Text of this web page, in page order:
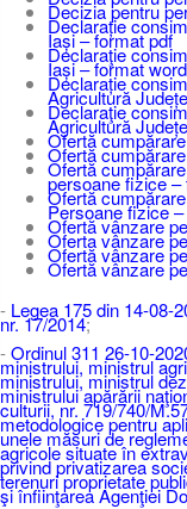
Decizia pentru
Declarație
Iași – format pdf
Declaraţie
Iași – format word
Declarație
Agricultură
Declaraţie
Agricultură
Ofertă
Ofertă
Ofertă
persoane fizice –
Ofertă
Persoane fizice
Ofertă vânzare
Oferta vânzare
Ofertă vânzare
Ofertă vânzare
- Legea 175 din 14-08-
nr. 17/2014;
-Ordinul 311 26-10-
ministrului, ministrul
ministrului, ministrul
ministrului apărării
culturii, nr. 719/740/
metodologice pentru
unele măsuri de
agricole situate în
privind privatizarea
terenuri proprietate
şi înfiinţarea Agenţiei